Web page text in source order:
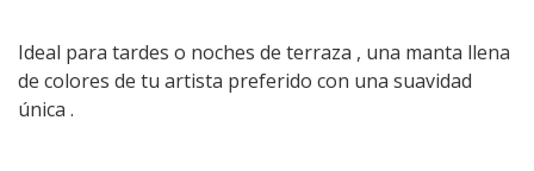
Ideal para tardes o noches de terraza , una manta llena
de colores de tu artista preferido con una suavidad
única .